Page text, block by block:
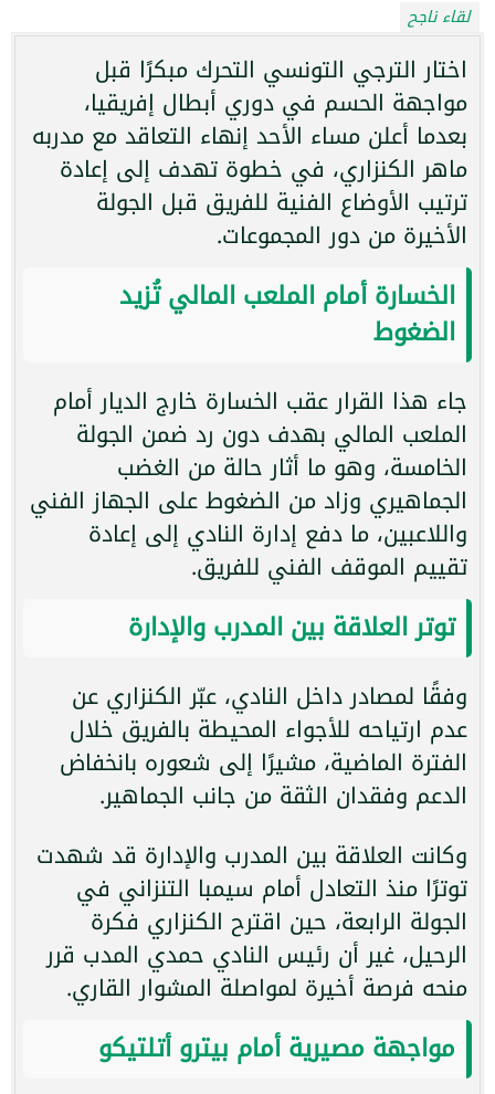
لقاء ناجح
اختار الترجي التونسي التحرك مبكرًا قبل
مواجهة الحسم في دوري أبطال إفريقيا،
بعدما أعلن مساء الأحد إنهاء التعاقد مع مدربه
ماهر الكنزاري، في خطوة تهدف إلى إعادة
ترتيب الأوضاع الفنية للفريق قبل الجولة
الأخيرة من دور المجموعات.
الخسارة أمام الملعب المالي تُزيد
الضغوط
جاء هذا القرار عقب الخسارة خارج الديار أمام
الملعب المالي بهدف دون رد ضمن الجولة
الخامسة، وهو ما أثار حالة من الغضب
الجماهيري وزاد من الضغوط على الجهاز الفني
واللاعبين، ما دفع إدارة النادي إلى إعادة
تقييم الموقف الفني للفريق.
توتر العلاقة بين المدرب والإدارة
وفقًا لمصادر داخل النادي، عبّر الكنزاري عن
عدم ارتياحه للأجواء المحيطة بالفريق خلال
الفترة الماضية، مشيرًا إلى شعوره بانخفاض
الدعم وفقدان الثقة من جانب الجماهير.
وكانت العلاقة بين المدرب والإدارة قد شهدت
توترًا منذ التعادل أمام سيمبا التنزاني في
الجولة الرابعة، حين اقترح الكنزاري فكرة
الرحيل، غير أن رئيس النادي حمدي المدب قرر
منحه فرصة أخيرة لمواصلة المشوار القاري.
مواجهة مصيرية أمام بيترو أتلتيكو